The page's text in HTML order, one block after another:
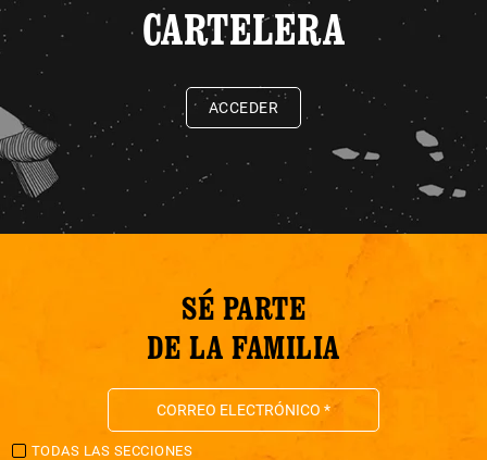
CARTELERA
ACCEDER
SÉ PARTE
DE LA FAMILIA
TODAS LAS SECCIONES